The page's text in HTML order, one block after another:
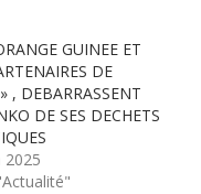
GUINEE ET
DE
, DEBARRASSENT
DE SES DECHETS
2025